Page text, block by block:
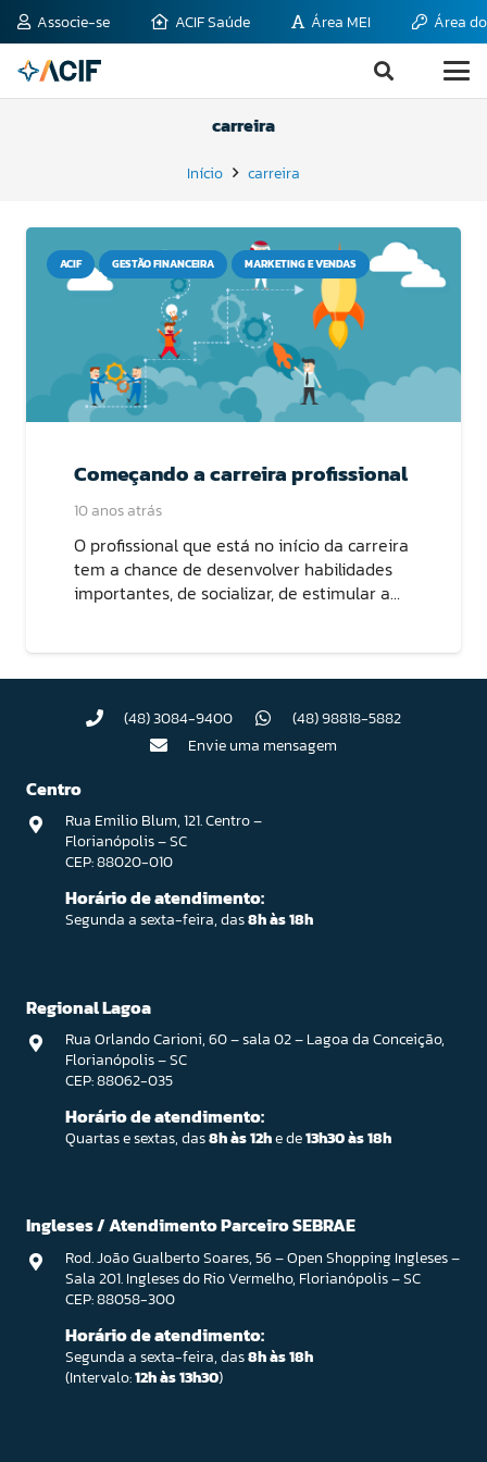
Associe-se ACIF Saúde Área MEI Área
carreira
Início carreira
ACIF GESTÃO FINANCEIRA MARKETING E VENDAS
Começando a carreira profissional
10 anos atrás
O profissional que está no início da carreira
tem a chance de desenvolver habilidades
importantes, de socializar, de estimular a…
(48) 3084-9400
(48) 98818-5882
Envie uma mensagem
Centro
Rua Emilio Blum, 121. Centro –
Florianópolis – SC
CEP: 88020-010
Horário de atendimento:
Segunda a sexta-feira, das8h às 18h
Regional Lagoa
Rua Orlando Carioni, 60 – sala 02 – Lagoa da Conceição,
Florianópolis – SC
CEP: 88062-035
Horário de atendimento:
Quartas e sextas, das8h às 12he de13h30 às 18h
Ingleses / Atendimento Parceiro SEBRAE
Rod. João Gualberto Soares, 56 – Open Shopping Ingleses –
Sala 201. Ingleses do Rio Vermelho, Florianópolis – SC
CEP: 88058-300
Horário de atendimento:
Segunda a sexta-feira, das8h às 18h
(Intervalo:12h às 13h30)